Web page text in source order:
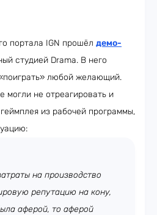
портала IGN прошёл демо-
студией Drama. В него
любой желающий.
могли не отреагировать и
из рабочей программы,
на производство
репутацию на кону,
аферой, то аферой